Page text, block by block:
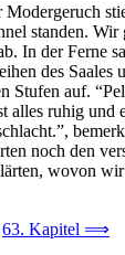
standen. Wir
In der Ferne
des Saales
Stufen auf.
alles ruhig und
noch den
wovon wir
63. Kapitel ⟹